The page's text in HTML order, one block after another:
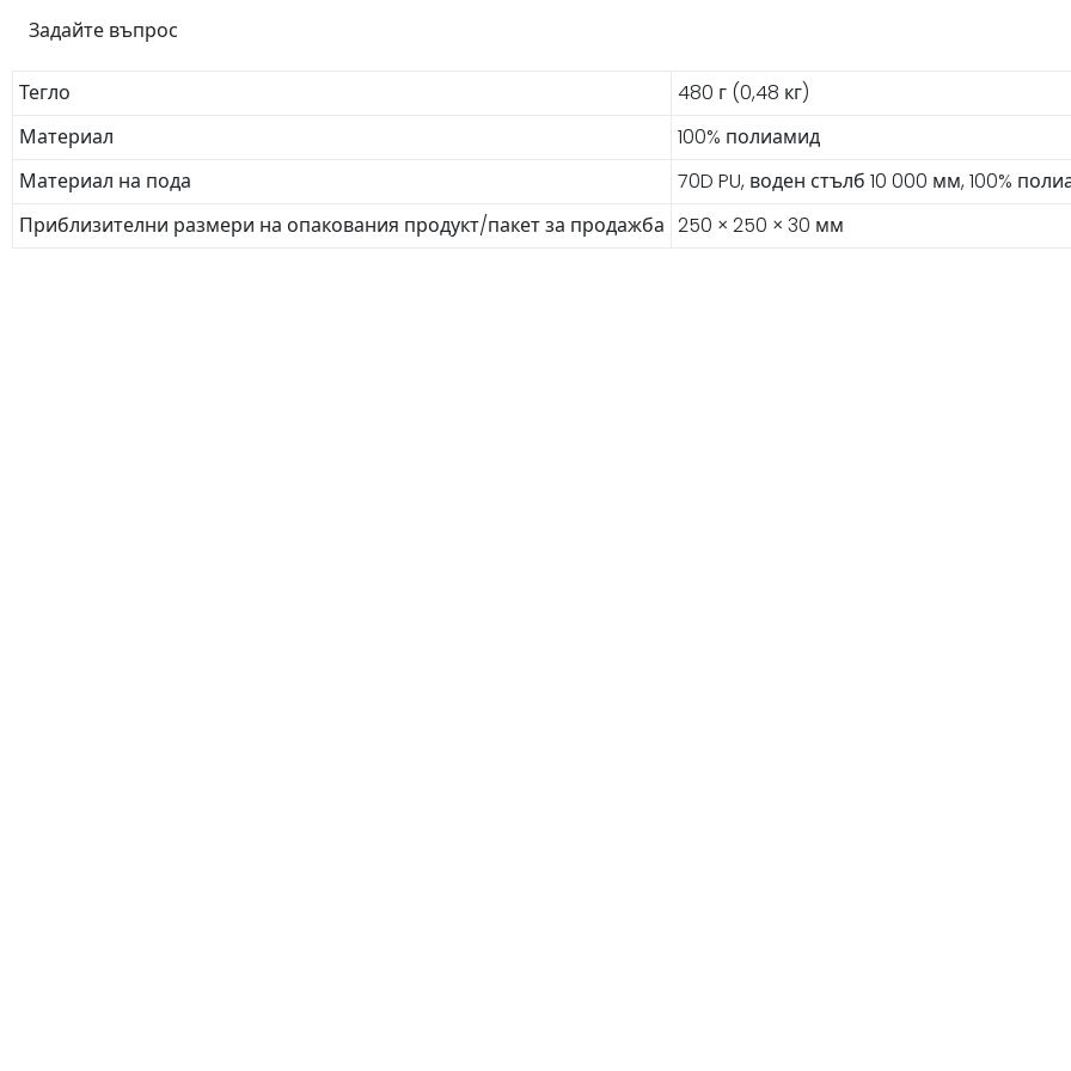
Задайте въпрос
Тегло
480 г (0,48 кг)
Материал
100% полиамид
Материал на пода
70D PU, воден стълб 10 000 мм, 100%
Приблизителни размери на опакования продукт/пакет за продажба 250 × 250 × 30 мм